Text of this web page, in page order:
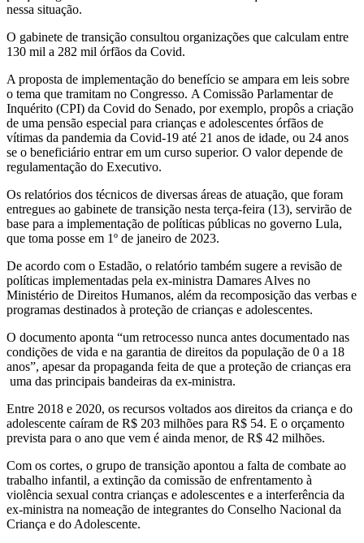
nessa situação.
O gabinete de transição consultou organizações que calculam entre
130 mil a 282 mil órfãos da Covid.
A proposta de implementação do benefício se ampara em leis sobre
o tema que tramitam no Congresso. A Comissão Parlamentar de
Inquérito (CPI) da Covid do Senado, por exemplo, propôs a criação
de uma pensão especial para crianças e adolescentes órfãos de
vítimas da pandemia da Covid-19 até 21 anos de idade, ou 24 anos
se o beneficiário entrar em um curso superior. O valor depende de
regulamentação do Executivo.
Os relatórios dos técnicos de diversas áreas de atuação, que foram
entregues ao gabinete de transição nesta terça-feira (13), servirão de
base para a implementação de políticas públicas no governo Lula,
que toma posse em 1º de janeiro de 2023.
De acordo com o Estadão, o relatório também sugere a revisão de
políticas implementadas pela ex-ministra Damares Alves no
Ministério de Direitos Humanos, além da recomposição das verbas e
programas destinados à proteção de crianças e adolescentes.
O documento aponta “um retrocesso nunca antes documentado nas
condições de vida e na garantia de direitos da população de 0 a 18
anos”, apesar da propaganda feita de que a proteção de crianças era
uma das principais bandeiras da ex-ministra.
Entre 2018 e 2020, os recursos voltados aos direitos da criança e do
adolescente caíram de R$ 203 milhões para R$ 54. E o orçamento
prevista para o ano que vem é ainda menor, de R$ 42 milhões.
Com os cortes, o grupo de transição apontou a falta de combate ao
trabalho infantil, a extinção da comissão de enfrentamento à
violência sexual contra crianças e adolescentes e a interferência da
ex-ministra na nomeação de integrantes do Conselho Nacional da
Criança e do Adolescente.